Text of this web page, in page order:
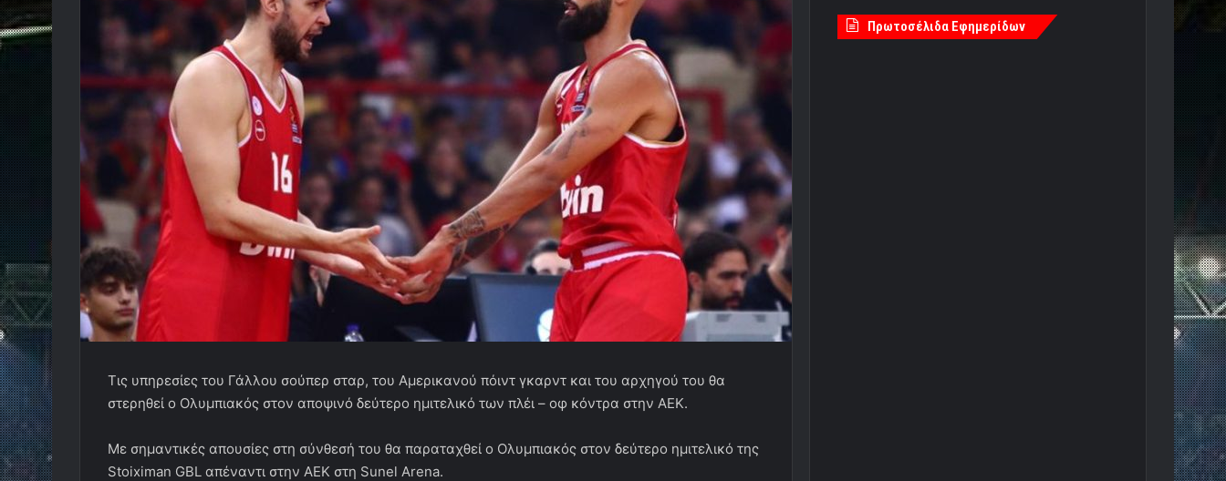
Τις υπηρεσίες του Γάλλου σούπερ σταρ, του Αμερικανού πόιντ γκαρντ και του αρχηγού του θα
στερηθεί ο Ολυμπιακός στον αποψινό δεύτερο ημιτελικό των πλέι – οφ κόντρα στην ΑΕΚ.
Με σημαντικές απουσίες στη σύνθεσή του θα παραταχθεί ο Ολυμπιακός στον δεύτερο ημιτελικό της
Stoiximan GBL απέναντι στην ΑΕΚ στη Sunel Arena.
Πρωτοσέλιδα Εφημερίδων